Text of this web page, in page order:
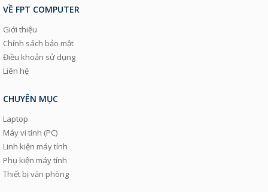
VỀ FPT COMPUTER
Giới thiệu
Chính sách bảo mật
Điều khoản sử dụng
Liên hệ
CHUYÊN MỤC
Laptop
Máy vi tính (PC)
Linh kiện máy tính
Phụ kiện máy tính
Thiết bị văn phòng